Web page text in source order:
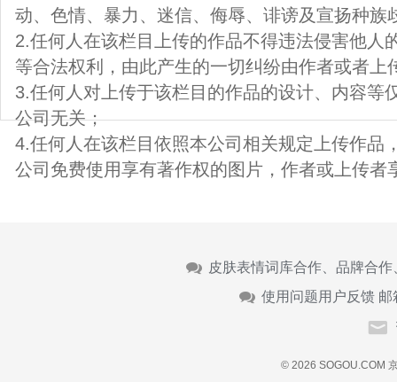
动、色情、暴力、迷信、侮辱、诽谤及宣扬种族
2.任何人在该栏目上传的作品不得违法侵害他人
等合法权利，由此产生的一切纠纷由作者或者上
3.任何人对上传于该栏目的作品的设计、内容等
公司无关；
4.任何人在该栏目依照本公司相关规定上传作品
公司免费使用享有著作权的图片，作者或上传者
皮肤表情词库合作、品牌合
使用问题用户反馈 邮
© 2026 SOGOU.COM